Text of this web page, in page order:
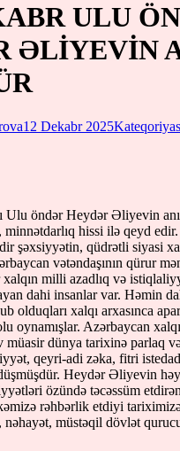
ULU
ƏLİYEVİN
12 Dekabr 2025
Ulu öndər Heydər Əliyevin
hissi ilə qeyd edir.
şəxsiyyətin, qüdrətli siyasi
vətəndaşının qürur
milli azadlıq və
dahi insanlar var. Həmin
olduqları xalqı arxasınca
oynamışlar. Azərbaycan
dünya tarixinə parlaq
qeyri-adi zəka, fitri
Heydər Əliyevin
özündə təcəssüm
rəhbərlik etdiyi
nəhayət, müstəqil dövlət